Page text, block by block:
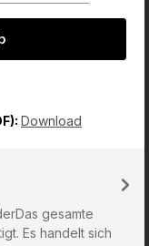
Download
gesamte
Es handelt sich